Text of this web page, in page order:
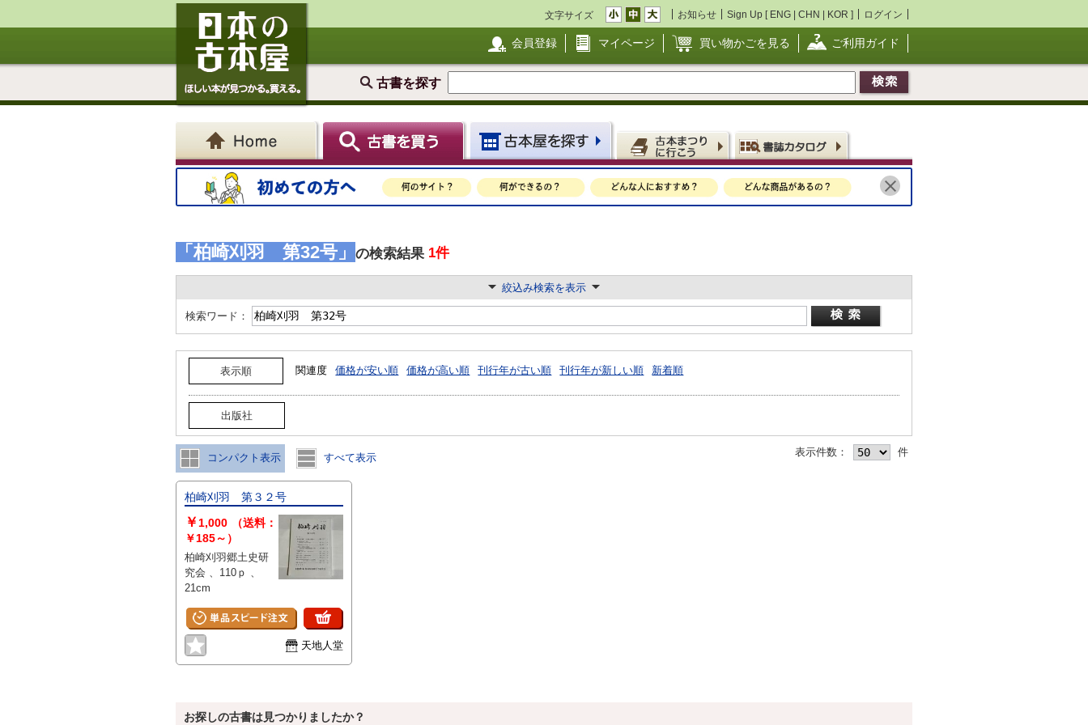
文字サイズ お知らせ Sign Up [ ENG | CHN | KOR ] ログイン
会員登録 マイページ 買い物かごを見る ご利用ガイド
古書を探す
「柏崎刈羽 第32号」 の検索結果 1件
絞込み検索を表示
検索ワード：
表示順 関連度 価格が安い順 価格が高い順 刊行年が古い順 刊行年が新しい順 新着順
出版社
コンパクト表示 すべて表示 表示件数： 件
柏崎刈羽 第３２号
￥ 1,000
（送料：
￥185～）
柏崎刈羽郷土史研
究会 、110ｐ 、
21cm
天地人堂
お探しの古書は見つかりましたか？